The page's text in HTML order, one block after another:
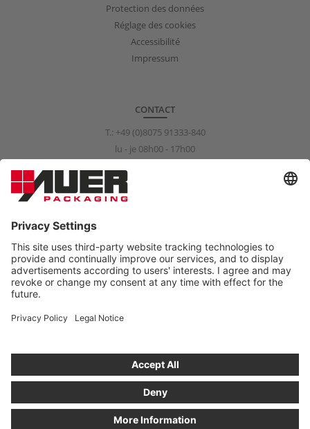
Protection des données
Réglage des cookies
Accessibilité
Impressum
CONTACT
T.: +49 (0)8075 91333-840
lu - je 08h00 - 17h00
info@auer-packaging.com
Vous achetez en tant que client professionnel. Dans la boutique
pour les clients particuliers, tous les prix s’entendent TVA incluse
et le droit de retour légal de 14 jours s’applique.